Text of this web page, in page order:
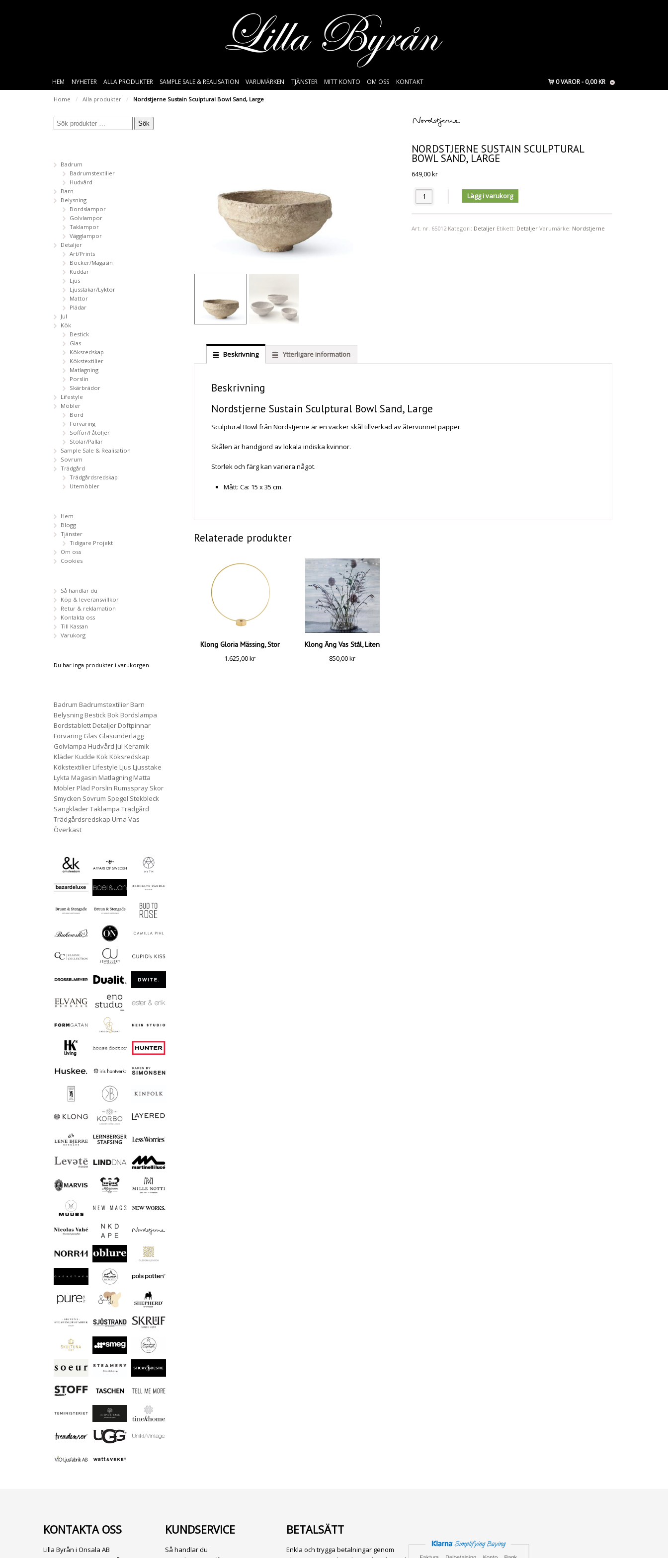
HEM NYHETER ALLA PRODUKTER SAMPLE SALE & REALISATION VARUMÄRKEN TJÄNSTER MITT KONTO OM OSS KONTAKT 0 VAROR 0,00 KR
Home / Alla produkter / Nordstjerne Sustain Sculptural Bowl Sand, Large
NORDSTJERNE SUSTAIN SCULPTURAL
BOWL SAND, LARGE
649,00kr
Antal Lägg i varukorg
Art. nr. 65012 Kategori: Detaljer Etikett: Detaljer Varumärke: Nordstjerne
Beskrivning Ytterligare information
Beskrivning
Nordstjerne Sustain Sculptural Bowl Sand, Large
Sculptural Bowl från Nordstjerne är en vacker skål tillverkad av återvunnet papper.
Skålen är handgjord av lokala indiska kvinnor.
Storlek och färg kan variera något.
Mått: Ca: 15 x 35 cm.
Relaterade produkter
Klong Gloria Mässing, Stor
1.625,00kr
Klong Äng Vas Stål, Liten
850,00kr
Sök
Badrum
Badrumstextilier
Hudvård
Barn
Belysning
Bordslampor
Golvlampor
Taklampor
Vägglampor
Detaljer
Art/Prints
Böcker/Magasin
Kuddar
Ljus
Ljusstakar/Lyktor
Mattor
Plädar
Jul
Kök
Bestick
Glas
Köksredskap
Kökstextilier
Matlagning
Porslin
Skärbrädor
Lifestyle
Möbler
Bord
Förvaring
Soffor/Fåtöljer
Stolar/Pallar
Sample Sale & Realisation
Sovrum
Trädgård
Trädgårdsredskap
Utemöbler
Hem
Blogg
Tjänster
Tidigare Projekt
Om oss
Cookies
Så handlar du
Köp & leveransvillkor
Retur & reklamation
Kontakta oss
Till Kassan
Varukorg
Du har inga produkter i varukorgen.
Badrum Badrumstextilier Barn
Belysning Bestick Bok Bordslampa
Bordstablett Detaljer Doftpinnar
Förvaring Glas Glasunderlägg
Golvlampa Hudvård Jul Keramik
Kläder Kudde Kök Köksredskap
Kökstextilier Lifestyle Ljus Ljusstake
Lykta Magasin Matlagning Matta
Möbler Pläd Porslin Rumsspray Skor
Smycken Sovrum Spegel Stekbleck
SängkläderTaklampa Trädgård
Trädgårdsredskap Urna Vas
Överkast
KONTAKTA OSS
Lilla Byrån i Onsala AB
KUNDSERVICE
Så handlar du
BETALSÄTT
Enkla och trygga betalningar genom